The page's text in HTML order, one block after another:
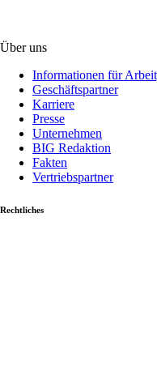
Über uns
Informationen für
Geschäftspartner
Karriere
Presse
Unternehmen
BIG Redaktion
Fakten
Vertriebspartner
Rechtliches